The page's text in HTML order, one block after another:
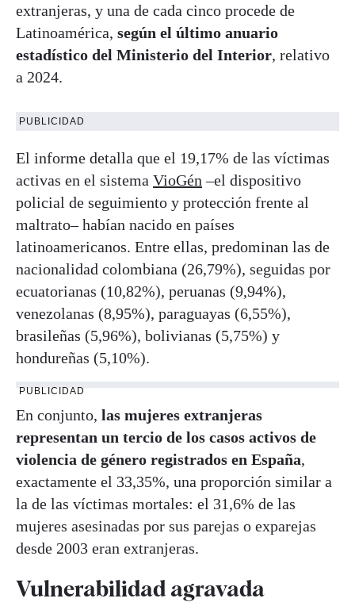
extranjeras, y una de cada cinco procede de
Latinoamérica, según el último anuario
estadístico del Ministerio del Interior, relativo
a 2024.
PUBLICIDAD
El informe detalla que el 19,17% de las víctimas
activas en el sistema VioGén –el dispositivo
policial de seguimiento y protección frente al
maltrato– habían nacido en países
latinoamericanos. Entre ellas, predominan las de
nacionalidad colombiana (26,79%), seguidas por
ecuatorianas (10,82%), peruanas (9,94%),
venezolanas (8,95%), paraguayas (6,55%),
brasileñas (5,96%), bolivianas (5,75%) y
hondureñas (5,10%).
PUBLICIDAD
En conjunto, las mujeres extranjeras
representan un tercio de los casos activos de
violencia de género registrados en España,
exactamente el 33,35%, una proporción similar a
la de las víctimas mortales: el 31,6% de las
mujeres asesinadas por sus parejas o exparejas
desde 2003 eran extranjeras.
Vulnerabilidad agravada